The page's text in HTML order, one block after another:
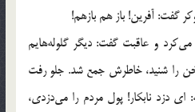
گفت: آفرين! باز هم بازهم!
و عاقبت گفت: ديگر گلوله‌هايم
را شنيد، خاطرش جمع شد. جلو رفت
دزد نابكار! پول مردم را مي‌دزدي،